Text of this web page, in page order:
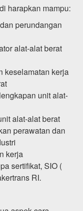
harapkan mampu:
perundangan
alat-alat berat
keselamatan kerja
unit alat-
alat-alat berat
perawatan dan
kerja
sertifikat, SIO (
RI.